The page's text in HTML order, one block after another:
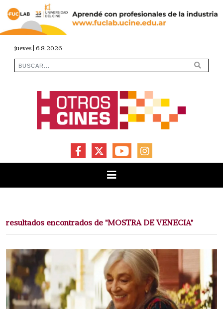
jueves | 6.8.2026
FACEBOOKYOUTUBEINSTAGRAM
resultados encontrados de "MOSTRA DE VENECIA"